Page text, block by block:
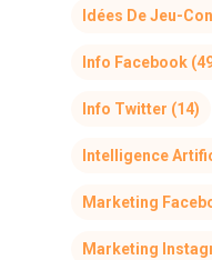
Idées De Jeu-
Info Facebook
Info Twitter (14)
Intelligence
Marketing
Marketing